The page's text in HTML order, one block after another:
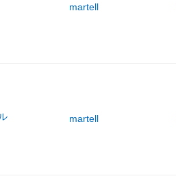
martell
martell